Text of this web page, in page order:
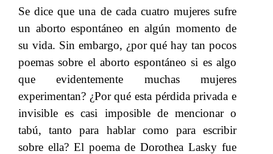
Se dice que una de cada cuatro mujeres sufre
un aborto​​ espontáneo​​ en algún momento de
su vida.​​ Sin embargo, ​​ ¿por qué hay tan pocos
poemas sobre el aborto espontáneo si es algo
que evidentemente muchas mujeres
experimentan? ¿Por qué esta pérdida privada e
invisible es casi imposible de mencionar o
tabú, tanto para hablar como para escribir
sobre ella? El poema de Dorothea Lasky fue